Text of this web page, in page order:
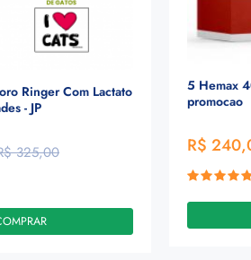
Ringer Com Lactato
- JP
325,00
5 Hemax
promocao
R$